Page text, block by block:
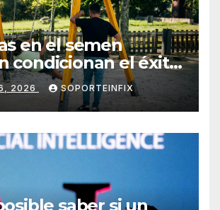
en el semen
condicionan el éxito
estudio
foco al microbioma
2026 SOPORTEINFIX
saber si un